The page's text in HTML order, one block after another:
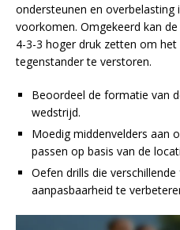
ondersteunen en overbelasting
voorkomen. Omgekeerd kan
4-3-3 hoger druk zetten om
tegenstander te verstoren.
Beoordeel de formatie van
wedstrijd.
Moedig middenvelders aan
passen op basis van de
Oefen drills die
aanpasbaarheid te